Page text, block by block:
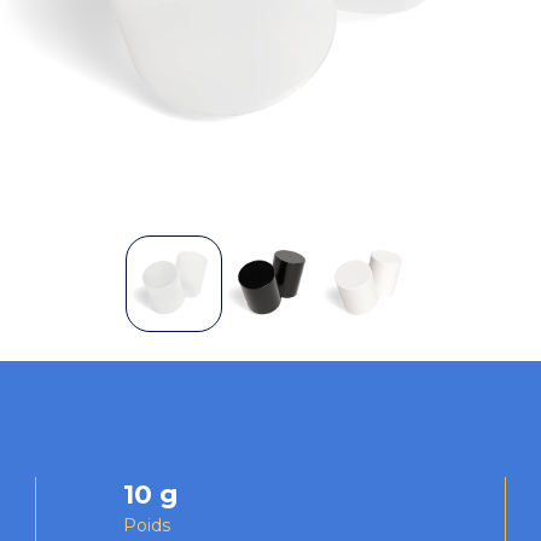
10 g
Poids